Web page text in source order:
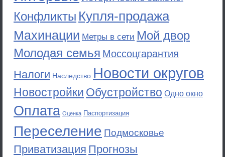
Конфликты Купля-продажа
Махинации Метры в сети Мой двор
Молодая семья Моссоцгарантия
Налоги Наследство Новости округов
Новостройки Обустройство Одно окно
Оплата Оценка Паспортизация
Переселение Подмосковье
Приватизация Прогнозы